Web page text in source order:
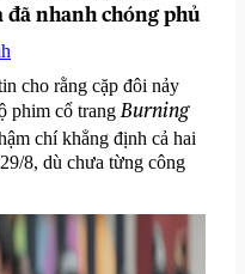
nhanh chóng phủ
cho rằng cặp đôi nảy
phim cổ trang Burning
chí khẳng định cả hai
8, dù chưa từng công